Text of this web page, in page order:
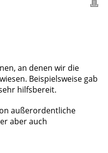
an denen wir die
Beispielsweise gab
hilfsbereit.
außerordentliche
aber auch